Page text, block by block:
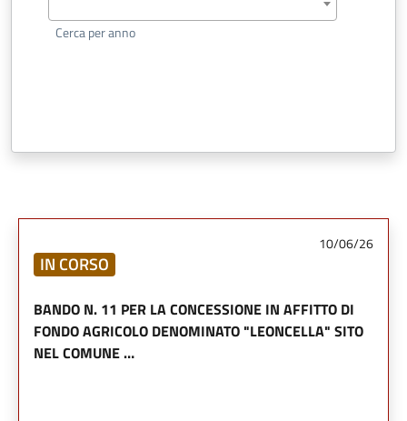
Cerca per anno
10/06/26
IN CORSO
BANDO N. 11 PER LA CONCESSIONE IN AFFITTO DI
FONDO AGRICOLO DENOMINATO "LEONCELLA" SITO
NEL COMUNE …